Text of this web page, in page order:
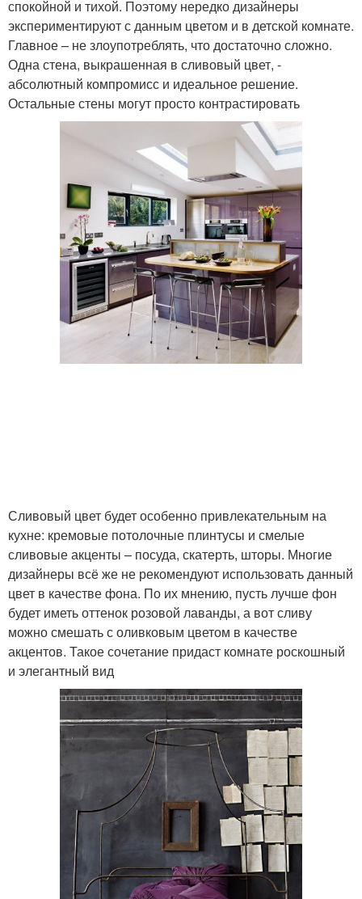
спокойной и тихой. Поэтому нередко дизайнеры
экспериментируют с данным цветом и в детской комнате.
Главное – не злоупотреблять, что достаточно сложно.
Одна стена, выкрашенная в сливовый цвет, -
абсолютный компромисс и идеальное решение.
Остальные стены могут просто контрастировать
Сливовый цвет будет особенно привлекательным на
кухне: кремовые потолочные плинтусы и смелые
сливовые акценты – посуда, скатерть, шторы. Многие
дизайнеры всё же не рекомендуют использовать данный
цвет в качестве фона. По их мнению, пусть лучше фон
будет иметь оттенок розовой лаванды, а вот сливу
можно смешать с оливковым цветом в качестве
акцентов. Такое сочетание придаст комнате роскошный
и элегантный вид